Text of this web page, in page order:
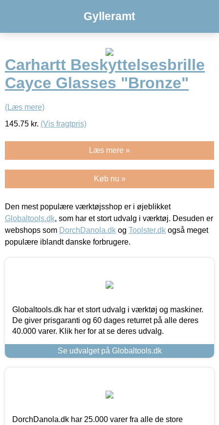
Gylleramt
Carhartt Beskyttelsesbrille
Cayce Glasses "Bronze"
(Læs mere)
145.75 kr. (Vis fragtpris)
Læs mere »
Køb nu »
Den mest populære værktøjsshop er i øjeblikket
Globaltools.dk, som har et stort udvalg i værktøj. Desuden er
webshops som DorchDanola.dk og Toolster.dk også meget
populære iblandt danske forbrugere.
Globaltools.dk har et stort udvalg i værktøj og maskiner.
De giver prisgaranti og 60 dages returret på alle deres
40.000 varer. Klik her for at se deres udvalg.
Se udvalget på Globaltools.dk
DorchDanola.dk har 25.000 varer fra alle de store